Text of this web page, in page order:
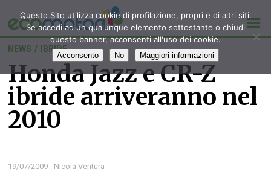
NEWS / IBRIDE
Honda Jazz e CR-Z
ibride arriveranno nel
2010
19/07/2009 - Nicola Ventura
Questo Sito utilizza cookie di profilazione, propri e di altri siti.
Se accedi ad un qualunque elemento sottostante o chiudi
questo banner, acconsenti all'uso dei cookie.
Acconsento No Maggiori informazioni